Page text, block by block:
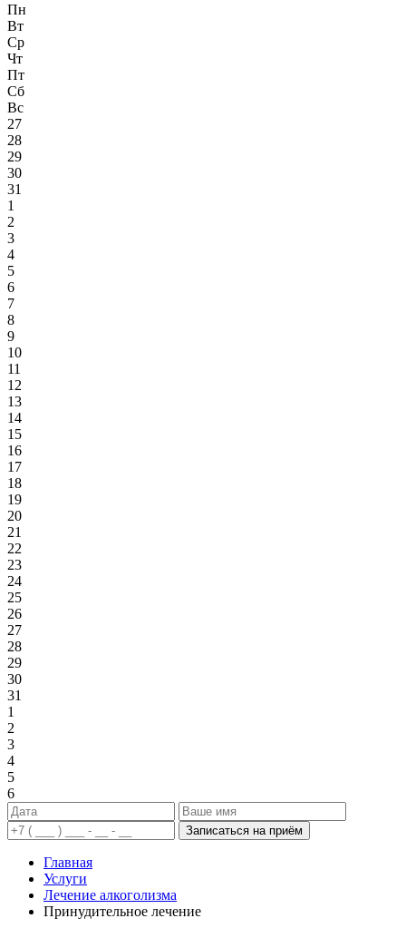
Пн
Вт
Ср
Чт
Пт
Сб
Вс
27
28
29
30
31
1
2
3
4
5
6
7
8
9
10
11
12
13
14
15
16
17
18
19
20
21
22
23
24
25
26
27
28
29
30
31
1
2
3
4
5
6
Записаться на приём
Главная
Услуги
Лечение алкоголизма
Принудительное лечение